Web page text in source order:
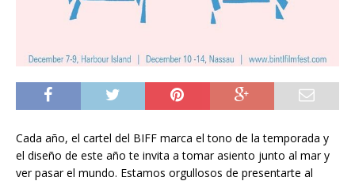
Cada año, el cartel del BIFF marca el tono de la temporada y
el diseño de este año te invita a tomar asiento junto al mar y
ver pasar el mundo. Estamos orgullosos de presentarte al